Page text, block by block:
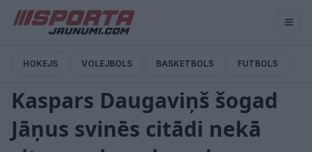
HOKEJS VOLEJBOLS BASKETBOLS FUTBOLS
Kaspars Daugaviņš šogad
Jāņus svinēs citādi nekā